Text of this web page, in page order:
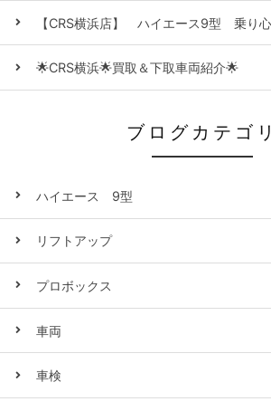
【CRS横浜店】 ハイエース9型 乗り
🌟CRS横浜🌟買取＆下取車両紹介🌟
ブログカテゴリ
ハイエース 9型
リフトアップ
プロボックス
車両
車検